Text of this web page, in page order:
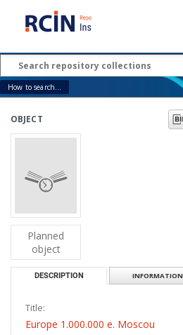
How to search...
OBJECT
Planned
object
DESCRIPTION INFORMATION
Title:
Europe 1.000.000 e. Moscou